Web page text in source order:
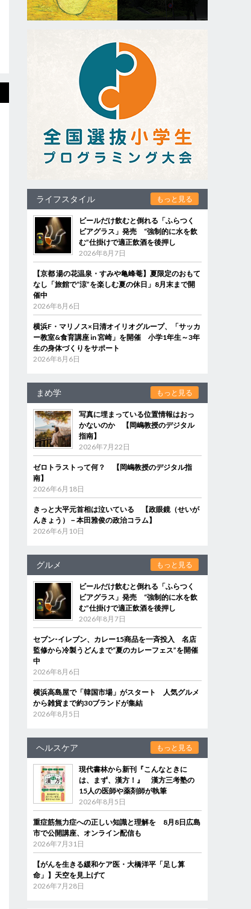
ライフスタイル もっと見る
ビールだけ飲むと倒れる「ふらつく
ビアグラス」発売 “強制的に水を飲
む”仕掛けで適正飲酒を後押し
2026年8月7日
【京都 湯の花温泉・すみや亀峰菴】夏限定のおもて
なし「旅館で“涼”を楽しむ夏の休日」8月末まで開
催中
2026年8月6日
横浜F・マリノス×日清オイリオグループ、「サッカ
ー教室&食育講座 in 宮崎」を開催 小学1年生～3年
生の身体づくりをサポート
2026年8月6日
まめ学 もっと見る
写真に埋まっている位置情報はおっ
かないのか 【岡嶋教授のデジタル
指南】
2026年7月22日
ゼロトラストって何？ 【岡嶋教授のデジタル指
南】
2026年6月18日
きっと大平元首相は泣いている 【政眼鏡（せいが
んきょう）－本田雅俊の政治コラム】
2026年6月10日
グルメ もっと見る
ビールだけ飲むと倒れる「ふらつく
ビアグラス」発売 “強制的に水を飲
む”仕掛けで適正飲酒を後押し
2026年8月7日
セブン‐イレブン、カレー15商品を一斉投入 名店
監修から冷製うどんまで“夏のカレーフェス”を開催
中
2026年8月6日
横浜高島屋で「韓国市場」がスタート 人気グルメ
から雑貨まで約30ブランドが集結
2026年8月5日
ヘルスケア もっと見る
現代書林から新刊『こんなときに
は、まず、漢方！』 漢方三考塾の
15人の医師や薬剤師が執筆
2026年8月5日
重症筋無力症への正しい知識と理解を 8月8日広島
市で公開講座、オンライン配信も
2026年7月31日
【がんを生きる緩和ケア医・大橋洋平「足し算
命」】天空を見上げて
2026年7月28日